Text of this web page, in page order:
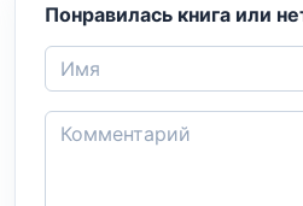
Понравилась книга или